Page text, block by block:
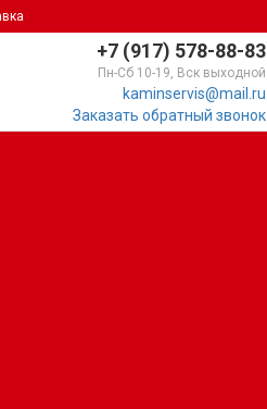
+7 (917) 578-88-83
Пн-Сб 10-19, Вск выходной
kaminservis@mail.ru
Заказать обратный звонок